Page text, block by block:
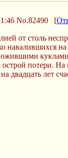
No.82490 [
от столь
потери.
двадцать лет